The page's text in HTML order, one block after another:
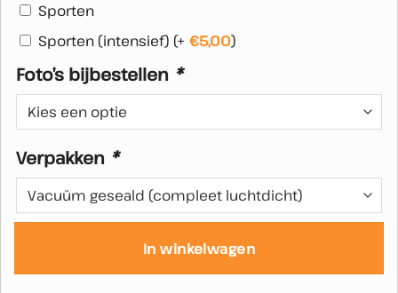
Sporten
Sporten (intensief) (+ €5,00)
Foto’s bijbestellen *
Verpakken *
In winkelwagen